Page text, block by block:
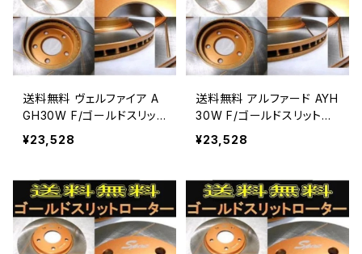
送料無料 ヴェルファイア A
GH30W F/ゴールドスリット
ローターパッド ディスクパ
ッドADVICS/住友
¥23,528
送料無料 アルファード AYH
30W F/ゴールドスリットロ
ーターパッド ディスクパッド
ADVICS/住友
¥23,528